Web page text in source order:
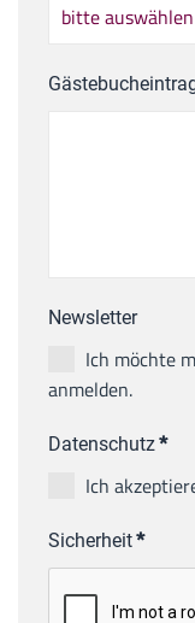
Newsletter
Ich möchte
anmelden.
Datenschutz*
Ich
Sicherheit*